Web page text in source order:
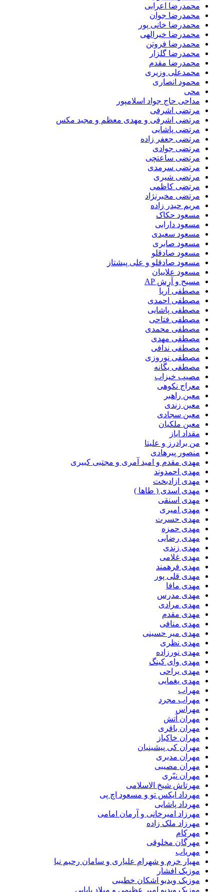
محمدرضا اعرابی
محمدرضا جوان
محمدرضا خانی پور
محمدرضا خیرالهی
محمدرضا فروتن
محمدرضا گلزار
محمدرضا مقدم
محمدعلی وزیری
محمود انصاری
محی
مداحی حاج جواد اسلامپور
مرتضی اشرفی
مرتضی اشرفی و مهدی معظم و مجید مکس
مرتضی پاشایی
مرتضی جعفر زاده
مرتضی جوادی
مرتضی ساعتچی
مرتضی سرمدی
مرتضی شیری
مرتضی کاظمی
مرتضی مخبرنژاد
مریم حیدر زاده
مسعود حکاک
مسعود دارابی
مسعود سعیدی
مسعود صابری
مسعود صادقلو
مسعود صادقلو و علی پیشتاز
مسعود علاییان
مسیح و آرش AP
مصطفی آریا
مصطفی احمدی
مصطفی پاشایی
مصطفی فتاحی
مصطفی محمدی
مصطفی مهدی
مصطفی ندافی
مصطفی نوروزی
مصطفی یگانه
مصیب خیزاب
معراج نکوهی
معین راهبر
معین زندی
معین سجادی
معین ملکیان
مقداد ایاز
من برادرز و علیتا
منصور پیرهادی
مهدى مقدم و امید آمرى و مجتبى کبیرى
مهدی احمدوند
مهدی ازادبخت
مهدی اسدی ( طاها )
مهدی اسنقی
مهدی امیری
مهدی حسرت
مهدی حمزه
مهدی رضایی
مهدی زندی
مهدی غلامی
مهدی فرهمند
مهدی قلی پور
مهدی مافا
مهدی مدرس
مهدی مرادی
مهدی مقدم
مهدی منافی
مهدی میر حسینی
مهدی نظری
مهدی نورزاده
مهدی وای کینگ
مهدی یراحی
مهدی یغمایی
مهراب
مهراب مجرد
مهراس
مهران آتش
مهران باقری
مهران خاکباز
مهران کی پیشینیان
مهران مدیری
مهران مصیبی
مهران نیّری
مهرتاش شیخ الاسلامی
مهرداد ایکس تو و مسعود اچ پی
مهرداد پاشایی
مهرزاد امیرخانی و آرمان امامی
مهرزاد ملک زاده
مهرکام
مهرگان مخلوقی
مهریاب
مهیار خرم و شهرام علیاری و سامان رحیم نیا
موزیک افشار
موزیک ویدیو اشکان خطیبی
موزیک ویدیو امیر عظیمی و میلاد بابایی